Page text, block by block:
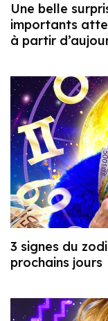
Une belle
importants
à partir
3 signes du
prochains jours